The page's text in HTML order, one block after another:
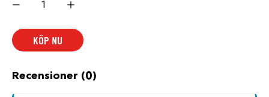
lock
BMW
mängd
KÖP NU
Recensioner (0)